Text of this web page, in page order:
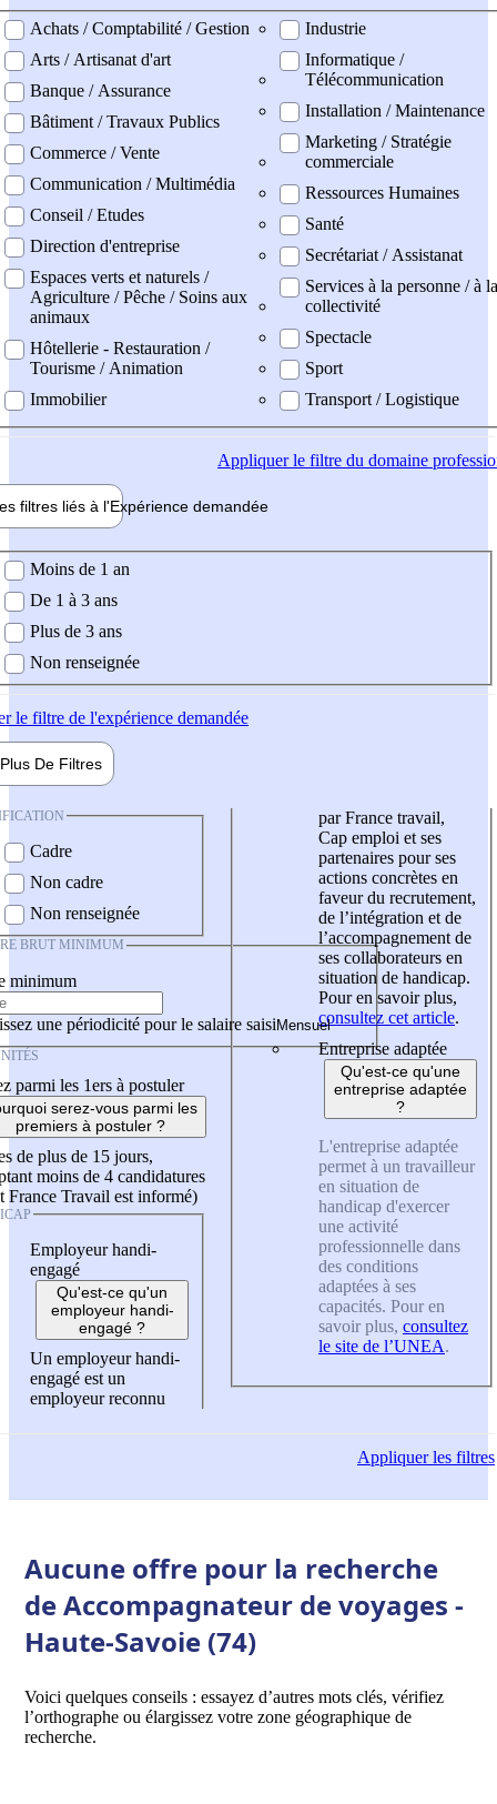
professionel
Achats / Comptabilité / Gestion
Arts / Artisanat d'art
Banque / Assurance
Bâtiment / Travaux Publics
Commerce / Vente
Communication / Multimédia
Conseil / Etudes
Direction d'entreprise
Espaces verts et naturels /
Agriculture / Pêche / Soins aux
animaux
Hôtellerie - Restauration /
Tourisme / Animation
Immobilier
Industrie
Informatique /
Télécommunication
Installation / Maintenance
Marketing / Stratégie
commerciale
Ressources Humaines
Santé
Secrétariat / Assistanat
Services à la personne / à la
collectivité
Spectacle
Sport
Transport / Logistique
Appliquerle filtre du domaine
filtres liés à l'Expérience demandée
demandée
Moins de 1 an
De 1 à 3 ans
Plus de 3 ans
Non renseignée
le filtre de l'expérience demandée
Plus De Filtres
Cadre
Non cadre
Non renseignée
BRUT MINIMUM
minimum
une périodicité pour le salaire saisi
parmi les 1ers à postuler
serez-vous parmi les
premiers à postuler ?
de plus de 15 jours,
moins de 4 candidatures
France Travail est informé)
Employeur handi-
engagé
Qu'est-ce qu'un
employeur handi-
engagé ?
Un employeur handi-
engagé est un
employeur reconnu
par France travail,
Cap emploi et ses
partenaires pour ses
actions concrètes en
faveur du recrutement,
de l’intégration et de
l’accompagnement de
ses collaborateurs en
situation de handicap.
Pour en savoir plus,
consultez cet article.
Entreprise adaptée
Qu'est-ce qu'une
entreprise adaptée
?
L'entreprise adaptée
permet à un travailleur
en situation de
handicap d'exercer
une activité
professionnelle dans
des conditions
adaptées à ses
capacités. Pour en
savoir plus, consultez
le site de l’UNEA.
Appliquerles filtres
Aucune offre pour la recherche
de Accompagnateur de voyages -
Haute-Savoie (74)
Voici quelques conseils : essayez d’autres mots clés, vérifiez
l’orthographe ou élargissez votre zone géographique de
recherche.